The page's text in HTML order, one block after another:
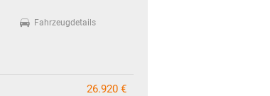
Fahrzeugdetails
26.920 €